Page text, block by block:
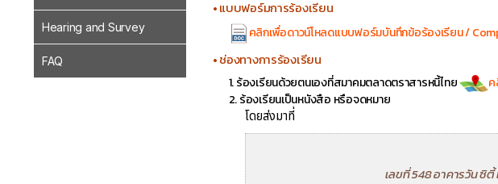
Hearing and Survey
FAQ
• แบบฟอร์มการร้องเรียน
คลิกเพื่อดาวน์โหลดแบบฟอร์มบันทึกข้อร้องเรียน /
• ช่องทางการร้องเรียน
1. ร้องเรียนด้วยตนเองที่สมาคมตลาดตราสารหนี้ไทย
2. ร้องเรียนเป็นหนังสือ หรือจดหมาย
โดยส่งมาที่
เลขที่ 548 อาคารวัน ซิ